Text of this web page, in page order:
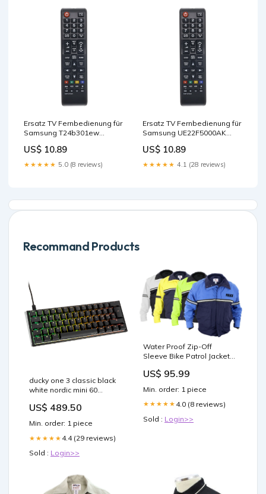
Ersatz TV Fernbedienung für
Samsung T24b301ew
US$ 10.89
★★★★★ 5.0 (8 reviews)
Ersatz TV Fernbedienung für
Samsung UE22F5000AK
US$ 10.89
★★★★★ 4.1 (28 reviews)
Recommand Products
ducky one 3 classic black
white nordic mini 60
rgb league of legends
US$ 489.50
Min. order: 1 piece
★★★★★ 4.4 (29 reviews)
Sold : Login>>
Water Proof Zip-Off
Sleeve Bike Patrol Jacket
(Police) Size:Small
US$ 95.99
Min. order: 1 piece
★★★★★ 4.0 (8 reviews)
Sold : Login>>